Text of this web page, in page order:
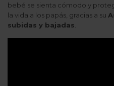
bebé se sienta cómodo y
la vida a los papás, gracias a su
subidas y bajadas